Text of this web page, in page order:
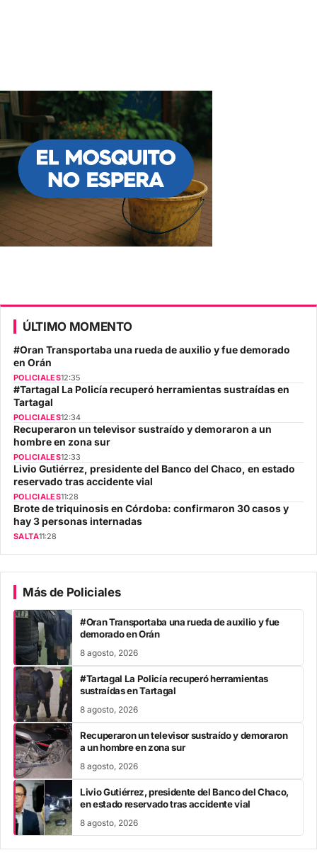
ÚLTIMO MOMENTO
#Oran Transportaba una rueda de auxilio y fue demorado
en Orán
POLICIALES12:35
#Tartagal La Policía recuperó herramientas sustraídas en
Tartagal
POLICIALES12:34
Recuperaron un televisor sustraído y demoraron a un
hombre en zona sur
POLICIALES12:33
Livio Gutiérrez, presidente del Banco del Chaco, en estado
reservado tras accidente vial
POLICIALES11:28
Brote de triquinosis en Córdoba: confirmaron 30 casos y
hay 3 personas internadas
SALTA11:28
Más de Policiales
#Oran Transportaba una rueda de auxilio y fue
demorado en Orán
8 agosto, 2026
#Tartagal La Policía recuperó herramientas
sustraídas en Tartagal
8 agosto, 2026
Recuperaron un televisor sustraído y demoraron
a un hombre en zona sur
8 agosto, 2026
Livio Gutiérrez, presidente del Banco del Chaco,
en estado reservado tras accidente vial
8 agosto, 2026